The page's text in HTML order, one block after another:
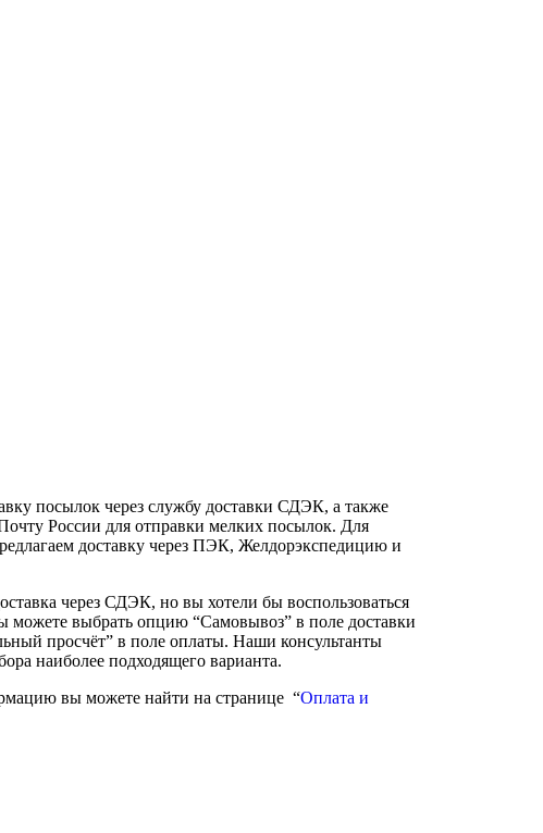
посылок через службу доставки СДЭК, а также
России для отправки мелких посылок. Для
доставку через ПЭК, Желдорэкспедицию и
через СДЭК, но вы хотели бы воспользоваться
можете выбрать опцию “Самовывоз” в поле доставки
просчёт” в поле оплаты. Наши консультанты
наиболее подходящего варианта.
вы можете найти на странице “Оплата и